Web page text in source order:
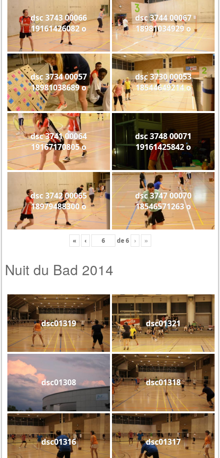
dsc 3743 00066
19161426082 o
dsc 3744 00067
18981034929 o
dsc 3734 00057
18981038689 o
dsc 3730 00053
18544649214 o
dsc 3741 00064
19167170805 o
dsc 3748 00071
19161425842 o
dsc 3742 00065
18979488300 o
dsc 3747 00070
18546571263 o
« ‹ de6 › »
Nuit du Bad 2014
dsc01319 dsc01321
dsc01308 dsc01318
dsc01316 dsc01317